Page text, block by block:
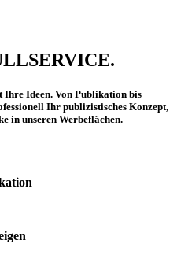
Ideen. Von Publikation bis
Ihr publizistisches Konzept,
in unseren Werbeflächen.